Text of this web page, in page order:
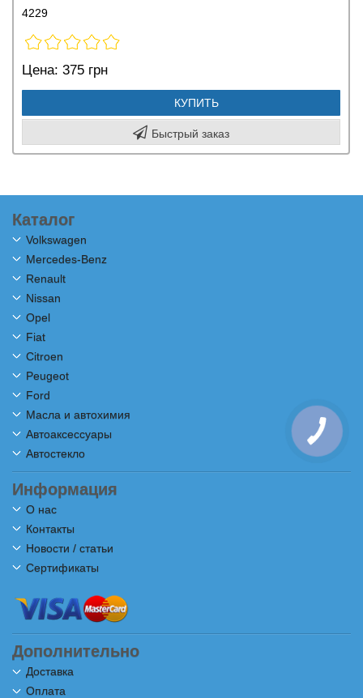
4229
Цена: 375 грн
КУПИТЬ
Быстрый заказ
Каталог
Volkswagen
Mercedes-Benz
Renault
Nissan
Opel
Fiat
Citroen
Peugeot
Ford
Масла и автохимия
Автоаксессуары
Автостекло
Информация
О нас
Контакты
Новости / статьи
Сертификаты
Дополнительно
Доставка
Оплата